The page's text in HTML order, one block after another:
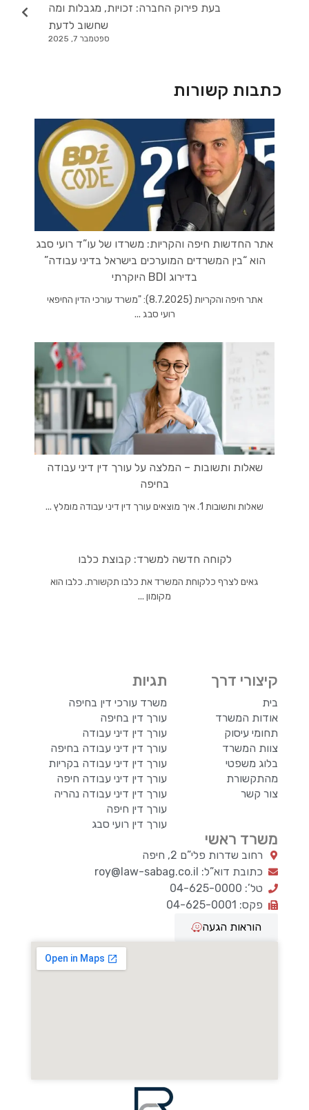
בעת פירוק החברה: זכויות, מגבלות ומה
שחשוב לדעת
ספטמבר 7, 2025
כתבות קשורות
אתר החדשות חיפה והקריות: משרדו של עו”ד רועי סבג
הוא “בין המשרדים המוערכים בישראל בדיני עבודה”
בדירוג BDI היוקרתי
אתר חיפה והקריות (8.7.2025): "משרד עורכי הדין החיפאי
רועי סבג ...
שאלות ותשובות – המלצה על עורך דין דיני עבודה
בחיפה
שאלות ותשובות 1. איך מוצאים עורך דין דיני עבודה מומלץ ...
לקוחה חדשה למשרד: קבוצת כלבו
גאים לצרף כלקוחת המשרד את כלבו תקשורת. כלבו הוא
מקומון ...
משרד ראשי
רחוב שדרות פלי”ם 2, חיפה
כתובת דוא”ל: roy@law-sabag.co.il
טל’: 04-625-0000
פקס: 04-625-0001
הוראות הגעה
קיצורי דרך
בית
אודות המשרד
תחומי עיסוק
צוות המשרד
בלוג משפטי
מהתקשורת
צור קשר
תגיות
משרד עורכי דין בחיפה
עורך דין בחיפה
עורך דין דיני עבודה
עורך דין דיני עבודה בחיפה
עורך דין דיני עבודה בקריות
עורך דין דיני עבודה חיפה
עורך דין דיני עבודה נהריה
עורך דין חיפה
עורך דין רועי סבג